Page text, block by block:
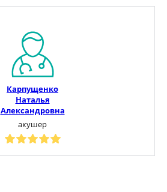
Карпущенко
Наталья
Александровна
акушер